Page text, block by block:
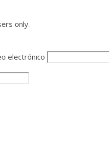
only.
electrónico